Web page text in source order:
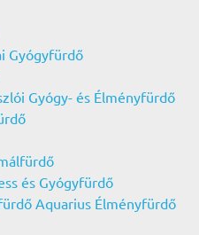
Gyógyfürdő
Gyógy- és Élményfürdő
és Gyógyfürdő
Aquarius Élményfürdő